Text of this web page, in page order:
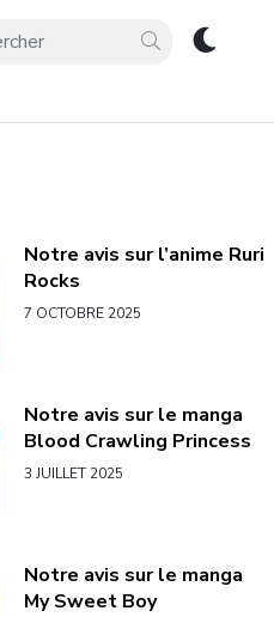
Notre avis sur l’anime Ruri
Rocks
7 OCTOBRE 2025
Notre avis sur le manga
Blood Crawling Princess
3 JUILLET 2025
Notre avis sur le manga
My Sweet Boy